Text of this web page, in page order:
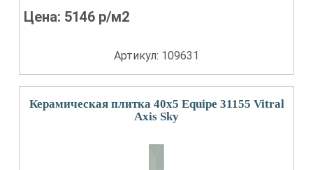
Цена: 5146 р/м2
Артикул: 109631
Керамическая плитка 40x5 Equipe 31155 Vitral
Axis Sky